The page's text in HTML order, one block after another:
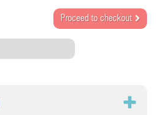
Proceed to checkout